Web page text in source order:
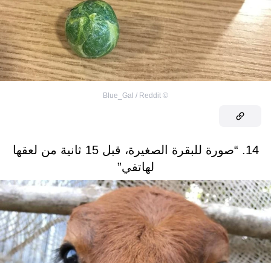
©
Blue_Gal / Reddit
14. “صورة للبقرة الصغيرة، قبل 15 ثانية من لعقها
لهاتفي”